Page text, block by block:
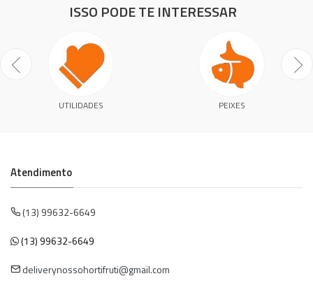
ISSO PODE TE INTERESSAR
UTILIDADES PEIXES
Atendimento
(13) 99632-6649
(13) 99632-6649
deliverynossohortifruti@gmail.com